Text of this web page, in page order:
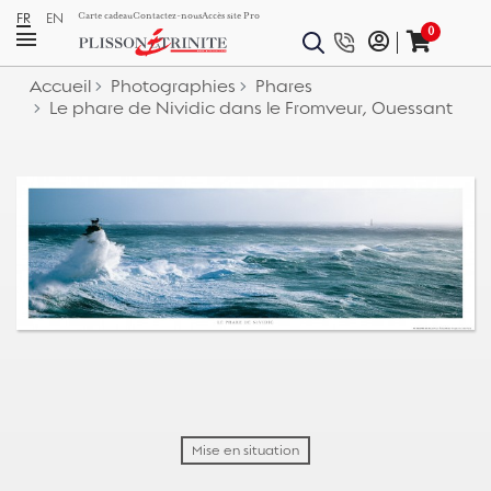
FR EN Carte cadeauContactez-nousAccès site Pro
0
Accueil Photographies
Phares
Le phare de Nividic dans le Fromveur, Ouessant
Mise en situation